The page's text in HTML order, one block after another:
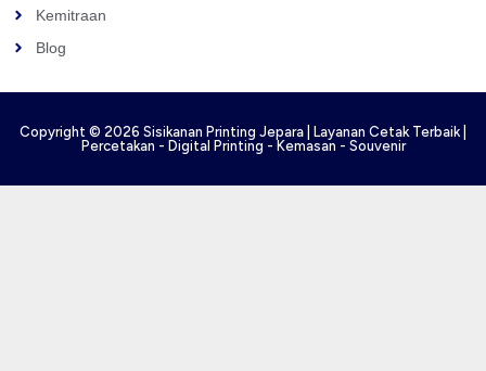
Kemitraan
Blog
Copyright © 2026 Sisikanan Printing Jepara | Layanan Cetak Terbaik |
Percetakan - Digital Printing - Kemasan - Souvenir